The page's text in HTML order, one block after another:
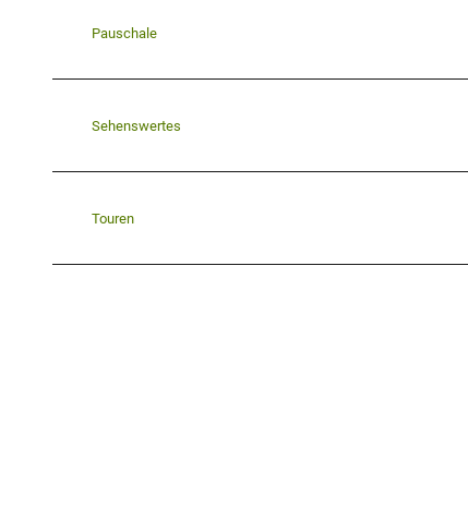
Pauschale
Sehenswertes
Touren